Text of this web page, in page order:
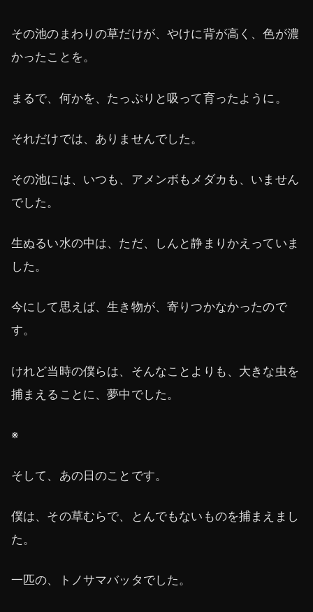
その池のまわりの草だけが、やけに背が高く、色が濃
かったことを。
まるで、何かを、たっぷりと吸って育ったように。
それだけでは、ありませんでした。
その池には、いつも、アメンボもメダカも、いません
でした。
生ぬるい水の中は、ただ、しんと静まりかえっていま
した。
今にして思えば、生き物が、寄りつかなかったので
す。
けれど当時の僕らは、そんなことよりも、大きな虫を
捕まえることに、夢中でした。
※
そして、あの日のことです。
僕は、その草むらで、とんでもないものを捕まえまし
た。
一匹の、トノサマバッタでした。